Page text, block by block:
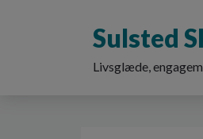
Sulsted
Livsglæde,